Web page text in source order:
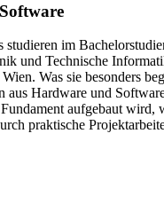
studieren im
und Technische
Was sie besonders
aus Hardware und
aufgebaut wird,
praktische